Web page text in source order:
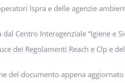
Ispra e delle agenzie
dal Centro Interagenziale “Igiene e
dei Regolamenti Reach e Clp e
del documento appena